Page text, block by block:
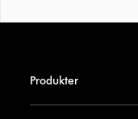
Produkter